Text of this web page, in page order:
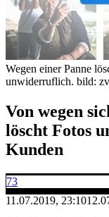
Wegen einer Panne
unwiderruflich. bild:
Von wegen
löscht Fotos
Kunden
73
11.07.2019, 23:10